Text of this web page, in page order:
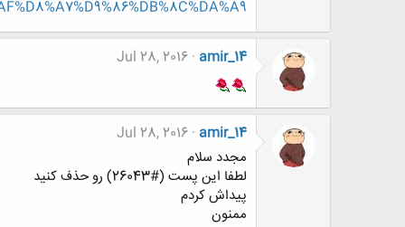
amir_14
Jul 28, 2016
amir_14
Jul 28, 2016
مجدد سلام
لطفا این پست (#26043) رو حذف کنید
پیداش کردم
ممنون